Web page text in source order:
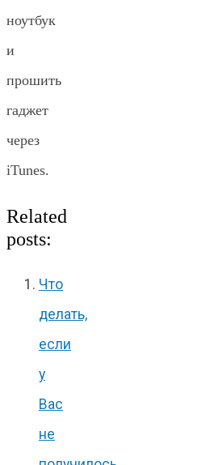
ноутбук
и
прошить
гаджет
через
iTunes.
Related
posts:
Что
делать,
если
у
Вас
не